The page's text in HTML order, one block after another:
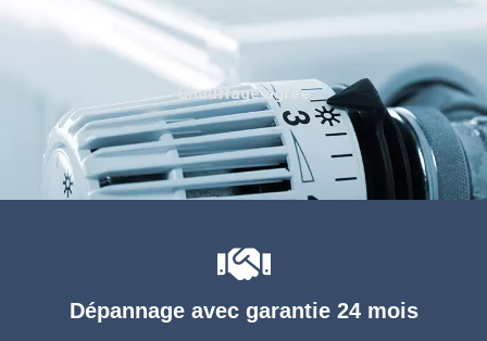
Dépannage avec garantie 24 mois
Chauffage agréé